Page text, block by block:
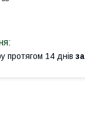
протягом 14 днів